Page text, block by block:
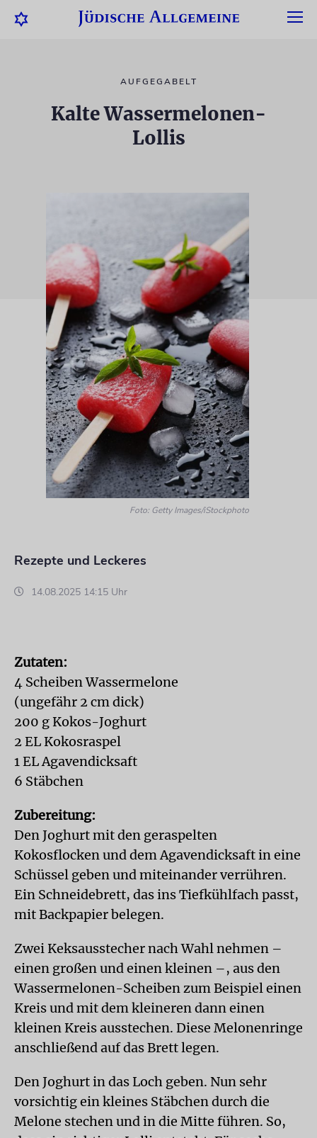
AUFGEGABELT
Kalte Wassermelonen-
Lollis
Foto: Getty Images/iStockphoto
Rezepte und Leckeres
14.08.2025 14:15 Uhr
Zutaten:
4 Scheiben Wassermelone
(ungefähr 2 cm dick)
200 g Kokos-Joghurt
2 EL Kokosraspel
1 EL Agavendicksaft
6 Stäbchen
Zubereitung:
Den Joghurt mit den geraspelten
Kokosflocken und dem Agavendicksaft in eine
Schüssel geben und miteinander verrühren.
Ein Schneidebrett, das ins Tiefkühlfach passt,
mit Backpapier belegen.
Zwei Keksausstecher nach Wahl nehmen –
einen großen und einen kleinen –, aus den
Wassermelonen-Scheiben zum Beispiel einen
Kreis und mit dem kleineren dann einen
kleinen Kreis ausstechen. Diese Melonenringe
anschließend auf das Brett legen.
Den Joghurt in das Loch geben. Nun sehr
vorsichtig ein kleines Stäbchen durch die
Melone stechen und in die Mitte führen. So,